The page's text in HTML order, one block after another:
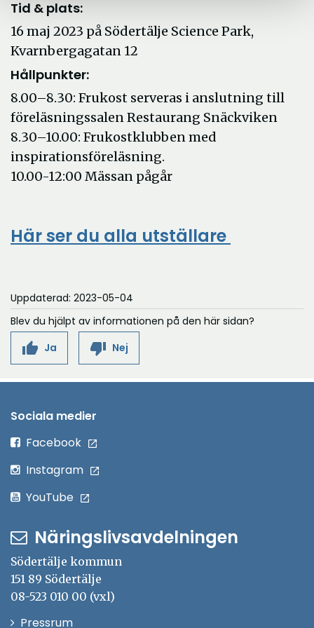
Tid & plats:
16 maj 2023 på Södertälje Science Park,
Kvarnbergagatan 12
Hållpunkter:
8.00–8.30: Frukost serveras i anslutning till
föreläsningssalen Restaurang Snäckviken
8.30–10.00: Frukostklubben med
inspirationsföreläsning.
10.00-12:00 Mässan pågår
Här ser du alla utställare
Uppdaterad: 2023-05-04
Blev du hjälpt av informationen på den här sidan?
thumb_up Ja thumb_down Nej
Sociala medier
FacebookÖppna
nytt
fönster
InstagramÖppna
nytt
fönster
YouTube Öppna
nytt
Näringslivsavdelningen
Södertälje kommun
151 89 Södertälje
08-523 010 00 (vxl)
PressrumÖppna